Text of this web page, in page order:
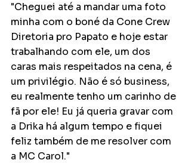
"Cheguei até a mandar uma foto
minha com o boné da Cone Crew
Diretoria pro Papato e hoje estar
trabalhando com ele, um dos
caras mais respeitados na cena, é
um privilégio. Não é só business,
eu realmente tenho um carinho de
fã por ele! Eu já queria gravar com
a Drika há algum tempo e fiquei
feliz também de me resolver com
a MC Carol."